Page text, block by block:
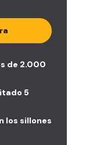
de 2.000
5
los sillones